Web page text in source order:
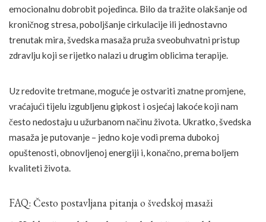
emocionalnu dobrobit pojedinca. Bilo da tražite olakšanje od
kroničnog stresa, poboljšanje cirkulacije ili jednostavno
trenutak mira, švedska masaža pruža sveobuhvatni pristup
zdravlju koji se rijetko nalazi u drugim oblicima terapije.
Uz redovite tretmane, moguće je ostvariti znatne promjene,
vraćajući tijelu izgubljenu gipkost i osjećaj lakoće koji nam
često nedostaju u užurbanom načinu života. Ukratko, švedska
masaža je putovanje – jedno koje vodi prema dubokoj
opuštenosti, obnovljenoj energiji i, konačno, prema boljem
kvaliteti života.
FAQ: Često postavljana pitanja o švedskoj masaži